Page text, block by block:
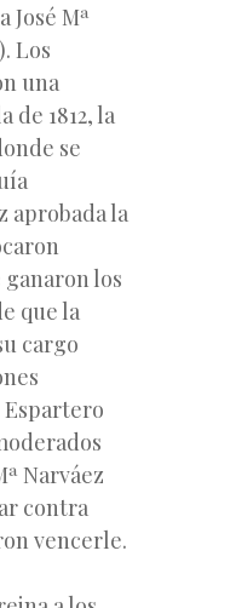
José Mª
Los
una
de 1812, la
se
aprobada la
ganaron los
que la
cargo
Narváez
contra
vencerle.